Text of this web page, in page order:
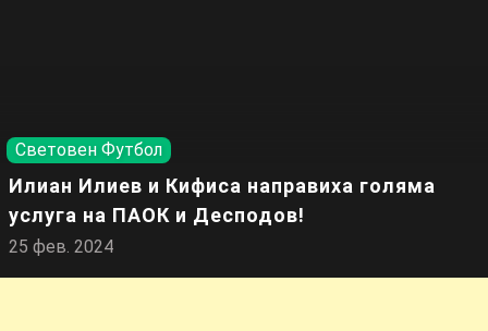
Световен Футбол
Илиан Илиев и Кифиса направиха голяма
услуга на ПАОК и Десподов!
25 фев. 2024